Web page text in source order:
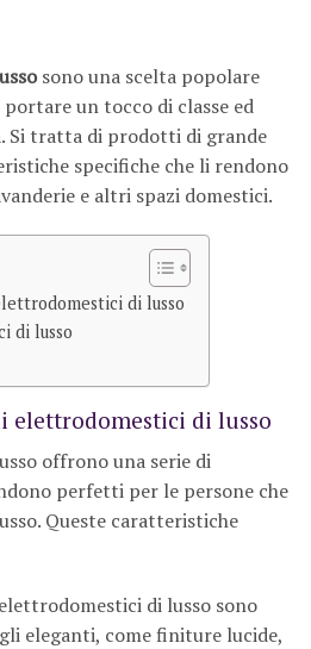
sono una scelta popolare
un tocco di classe ed
Si tratta di prodotti di grande
specifiche che li rendono
e altri spazi domestici.
di lusso
di lusso
elettrodomestici di lusso
offrono una serie di
perfetti per le persone che
Queste caratteristiche
di lusso sono
eleganti, come finiture lucide,